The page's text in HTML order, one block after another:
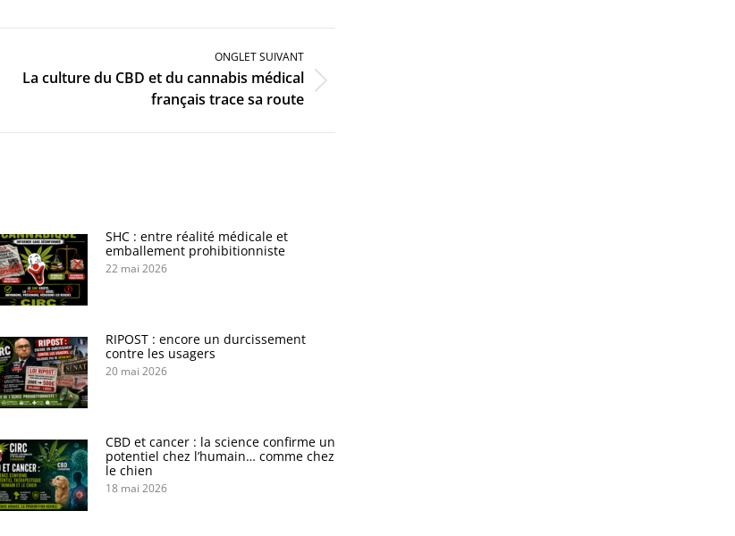
ONGLET SUIVANT
OngletLa culture du CBD et du cannabis médical
français trace sa route
SHC : entre réalité médicale et
emballement prohibitionniste
22 mai 2026
RIPOST : encore un durcissement
contre les usagers
20 mai 2026
CBD et cancer : la science confirme un
potentiel chez l’humain… comme chez
le chien
18 mai 2026